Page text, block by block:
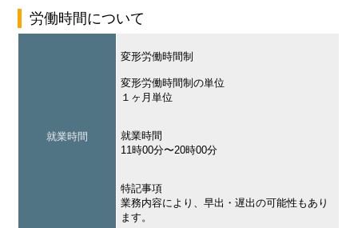
労働時間について
就業時間
変形労働時間制
変形労働時間制の単位
１ヶ月単位
就業時間
11時00分〜20時00分
特記事項
業務内容により、早出・遅出の可能性もあり
ます。